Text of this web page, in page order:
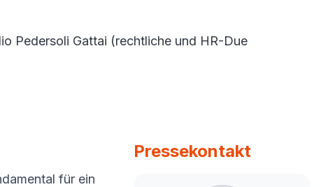
Pedersoli Gattai (rechtliche und HR-Due
für ein
Pressekontakt